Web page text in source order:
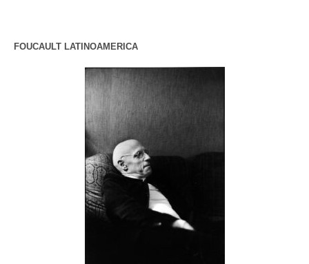
FOUCAULT LATINOAMERICA